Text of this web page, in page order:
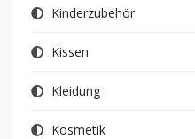
Kinderzubehör
Kissen
Kleidung
Kosmetik